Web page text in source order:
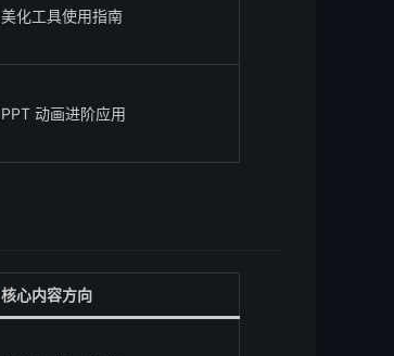
美化工具使用指南
PPT 动画进阶应用
核心内容方向